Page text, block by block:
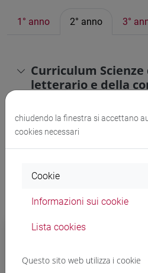
1° anno 2° anno 3°
Curriculum
letterario e della
Curriculum
Docenti, organi e
chiudendo la finestra si accettano
cookies necessari
Cookie
Informazioni sui cookie
Lista cookies
Questo sito web utilizza i cookie